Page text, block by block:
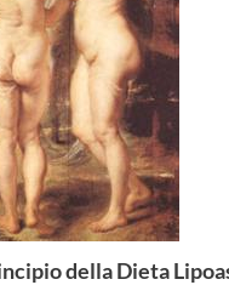
della Dieta